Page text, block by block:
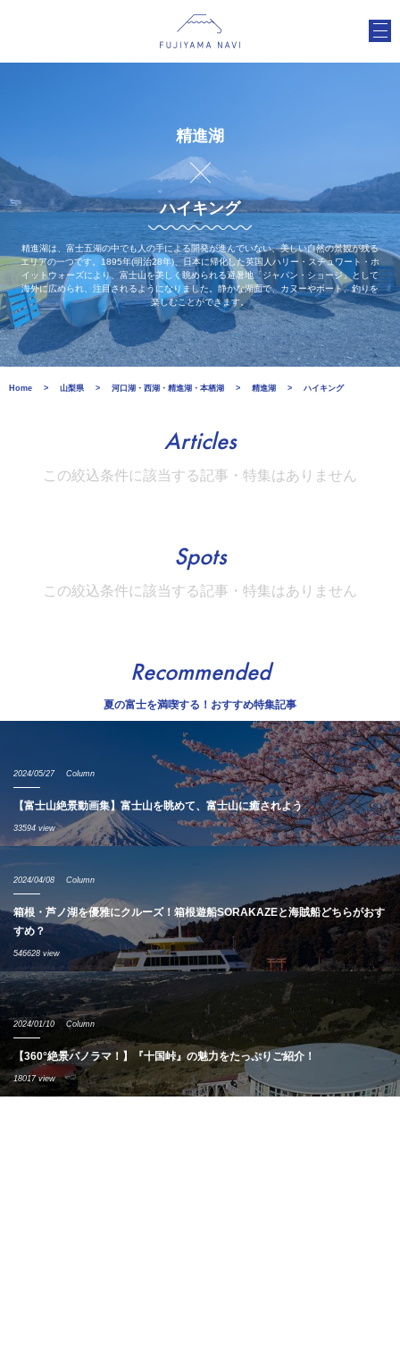
精進湖
ハイキング
精進湖は、富士五湖の中でも人の手による開発が進んでいない、美しい自然の景観が残る
エリアの一つです。1895年(明治28年)、日本に帰化した英国人ハリー・スチュワート・ホ
イットウォーズにより、富士山を美しく眺められる避暑地「ジャパン・ショージ」として
海外に広められ、注目されるようになりました。静かな湖面で、カヌーやボート、釣りを
楽しむことができます。
Home 山梨県 河口湖・西湖・精進湖・本栖湖 精進湖 ハイキング
Articles
この絞込条件に該当する記事・特集はありません
Spots
この絞込条件に該当する記事・特集はありません
Recommended
夏の富士を満喫する！おすすめ特集記事
2024/05/27 Column
【富士山絶景動画集】富士山を眺めて、富士山に癒されよう
33594 view
2024/04/08 Column
箱根・芦ノ湖を優雅にクルーズ！箱根遊船SORAKAZEと海賊船どちらがおす
すめ？
546628 view
2024/01/10 Column
【360°絶景パノラマ！】『十国峠』の魅力をたっぷりご紹介！
18017 view